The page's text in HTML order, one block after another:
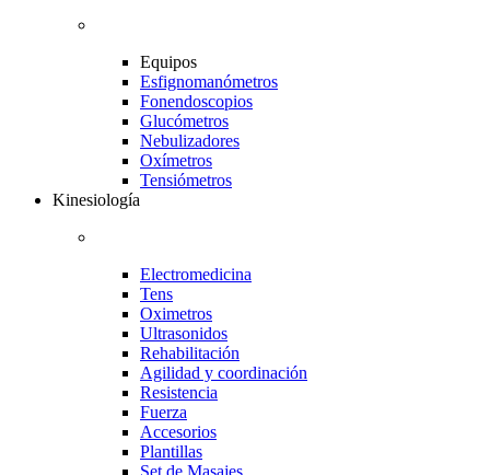
Equipos
Esfignomanómetros
Fonendoscopios
Glucómetros
Nebulizadores
Oxímetros
Tensiómetros
Kinesiología
Electromedicina
Tens
Oximetros
Ultrasonidos
Rehabilitación
Agilidad y coordinación
Resistencia
Fuerza
Accesorios
Plantillas
Set de Masajes